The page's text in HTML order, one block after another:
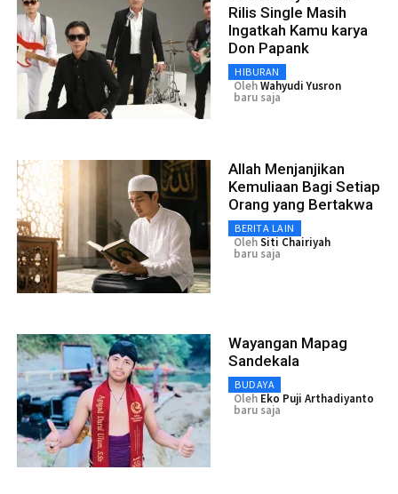
Rilis Single Masih
Ingatkah Kamu karya
Don Papank
HIBURAN
OlehWahyudi Yusron
baru saja
Allah Menjanjikan
Kemuliaan Bagi Setiap
Orang yang Bertakwa
BERITA LAIN
OlehSiti Chairiyah
baru saja
Wayangan Mapag
Sandekala
BUDAYA
Oleh Eko Puji Arthadiyanto
baru saja